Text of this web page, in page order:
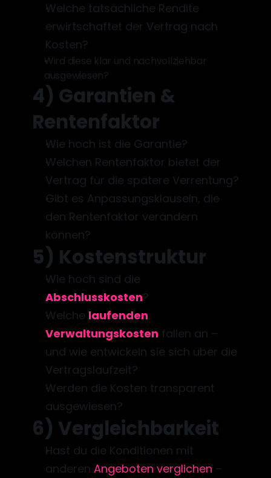
Welche tatsächliche Rendite
erwirtschaftet der Vertrag nach
Kosten?
Wird diese klar und nachvollziehbar
ausgewiesen?
4) Garantien &
Rentenfaktor
Wie hoch ist die Garantie?
Welchen Rentenfaktor bietet der
Gibt es Anpassungsklauseln, die
den Rentenfaktor verändern
können?
5) Kostenstruktur
Abschlusskosten?
Welche laufenden
Verwaltungskosten fallen an –
und wie entwickeln sie sich über die
Vertragslaufzeit?
Werden die Kosten transparent
ausgewiesen?
6) Vergleichbarkeit
Hast du die Konditionen mit
anderen Angeboten verglichen –